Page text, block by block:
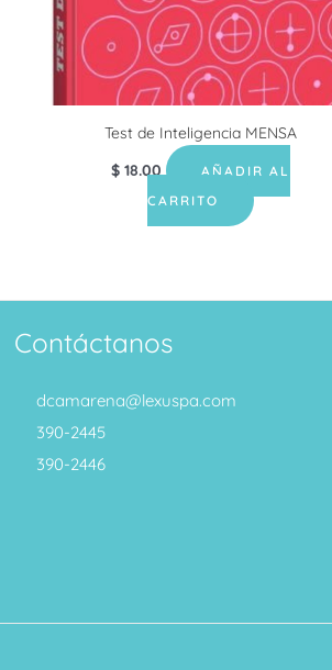
Test de Inteligencia MENSA
$18.00
AÑADIR AL
CARRITO
Contáctanos
dcamarena@lexuspa.com
390-2445
390-2446